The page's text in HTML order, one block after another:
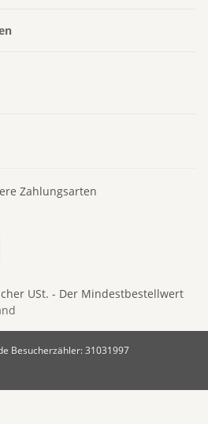
USt. - Der Mindestbestellwert
Besucherzähler: 31031997